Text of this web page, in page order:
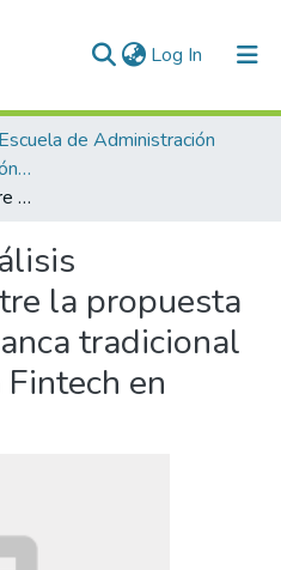
Log In (current)
Escuela de Administración
Maestría en Administración - MBA (tesis)
Análisis comparativo entre la propuesta de valor de la banca tradicional y la de la banca Fintech en Colombia
la propuesta
tradicional
en